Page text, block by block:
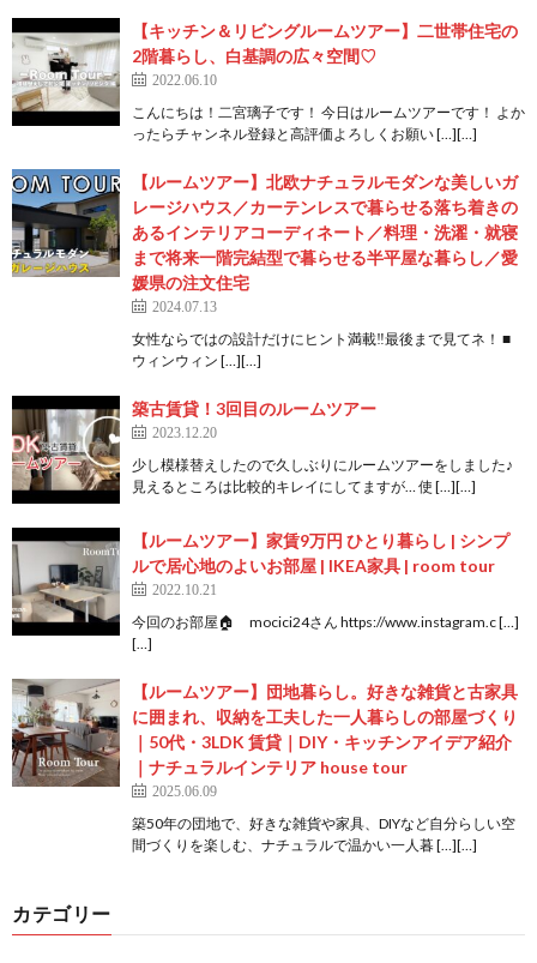
【キッチン＆リビングルームツアー】二世帯住宅の
2階暮らし、白基調の広々空間♡
2022.06.10
こんにちは！二宮璃子です！ 今日はルームツアーです！ よか
ったらチャンネル登録と高評価よろしくお願い […][…]
【ルームツアー】北欧ナチュラルモダンな美しいガ
レージハウス／カーテンレスで暮らせる落ち着きの
あるインテリアコーディネート／料理・洗濯・就寝
まで将来一階完結型で暮らせる半平屋な暮らし／愛
媛県の注文住宅
2024.07.13
女性ならではの設計だけにヒント満載‼️最後まで見てネ！ ■
ウィンウィン […][…]
築古賃貸！3回目のルームツアー
2023.12.20
少し模様替えしたので久しぶりにルームツアーをしました♪
見えるところは比較的キレイにしてますが… 使 […][…]
【ルームツアー】家賃9万円 ひとり暮らし | シンプ
ルで居心地のよいお部屋 | IKEA家具 | room tour
2022.10.21
今回のお部屋🏠 mocici24さん https://www.instagram.c […]
[…]
【ルームツアー】団地暮らし。好きな雑貨と古家具
に囲まれ、収納を工夫した一人暮らしの部屋づくり
｜50代・3LDK 賃貸｜DIY・キッチンアイデア紹介
｜ナチュラルインテリア house tour
2025.06.09
築50年の団地で、好きな雑貨や家具、DIYなど自分らしい空
間づくりを楽しむ、ナチュラルで温かい一人暮 […][…]
カテゴリー